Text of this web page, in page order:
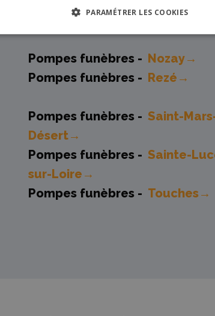
Pompes funèbres - Legé→
Pompes funèbres - Nozay→
Pompes funèbres - Rezé→
Pompes funèbres - Saint-
Désert→
Pompes funèbres - Sainte-
sur-Loire→
Pompes funèbres - Touches→
PARAMÉTRER LES COOKIES